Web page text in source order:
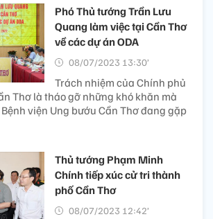
Phó Thủ tướng Trần Lưu
Quang làm việc tại Cần Thơ
về các dự án ODA
08/07/2023 13:30’
Trách nhiệm của Chính phủ
Thơ là tháo gỡ những khó khăn mà
viện Ung bướu Cần Thơ đang gặp
Thủ tướng Phạm Minh
Chính tiếp xúc cử tri thành
phố Cần Thơ
08/07/2023 12:42’